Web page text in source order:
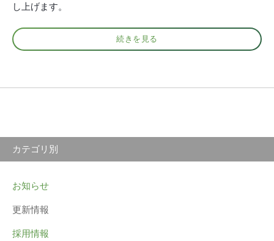
し上げます。
続きを見る
カテゴリ別
お知らせ
更新情報
採用情報